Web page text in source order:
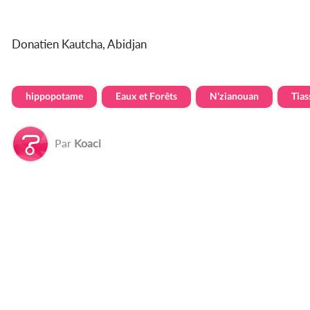
Donatien Kautcha, Abidjan
hippopotame Eaux et Forêts N'zianouan
Par Koaci